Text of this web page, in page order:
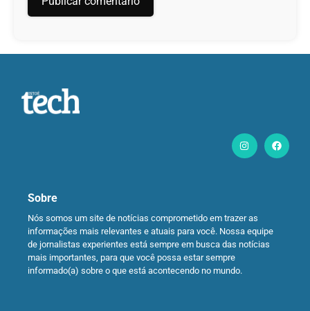
Sobre
Nós somos um site de notícias comprometido em trazer as
informações mais relevantes e atuais para você. Nossa equipe
de jornalistas experientes está sempre em busca das notícias
mais importantes, para que você possa estar sempre
informado(a) sobre o que está acontecendo no mundo.